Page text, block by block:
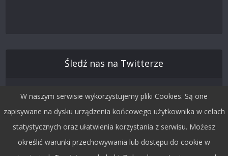
Śledź nas na Twitterze
W naszym serwisie wykorzystujemy pliki Cookies. Są one
zapisywane na dysku urządzenia końcowego użytkownika w celach
statystycznych oraz ułatwienia korzystania z serwisu. Możesz
określić warunki przechowywania lub dostępu do cookie w